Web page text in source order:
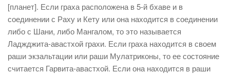
[планет]. Если граха расположена в 5-й бхаве и в
соединении с Раху и Кету или она находится в соединении
либо с Шани, либо Мангалом, то это называется
Ладжджита-авастхой грахи. Если граха находится в своем
раши экзальтации или раши Мулатриконы, то ее состояние
считается Гарвита-авастхой. Если она находится в раши